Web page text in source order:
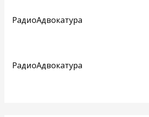
РадиоАдвокатура
РадиоАдвокатура